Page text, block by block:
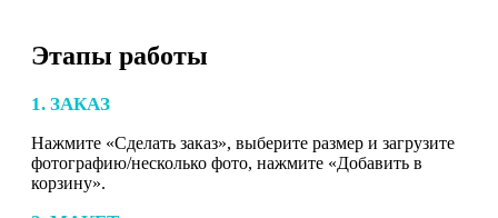
Этапы работы
1. ЗАКАЗ
Нажмите «Сделать заказ», выберите размер и загрузите
фотографию/несколько фото, нажмите «Добавить в
корзину».